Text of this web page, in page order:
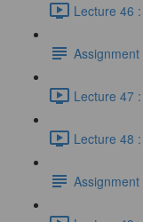
Lecture 46
Lecture 47
Lecture 48